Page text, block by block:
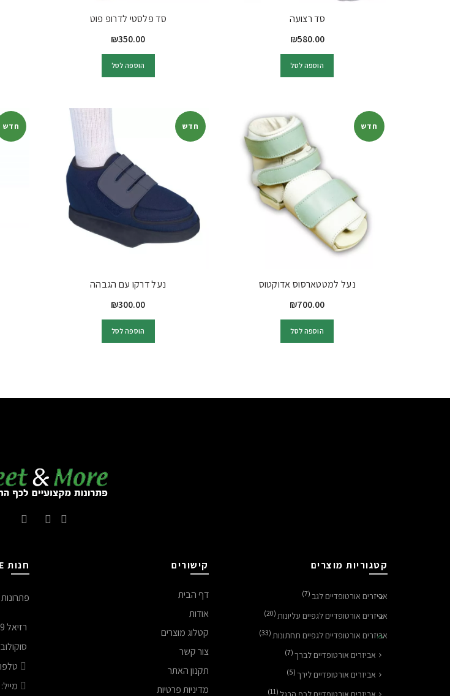
סד רצועה
₪580.00
הוספה לסל
סד פלסטי לדרופ פוט
₪350.00
הוספה לסל
חדש
נעל למטטארסוס אדוקטוס
₪700.00
הוספה לסל
חדש
נעל דרקו עם הגבהה
₪300.00
הוספה לסל
חדש
קטגוריות מוצרים
אביזרים אורטופדיים לגב (7)
אביזרים אורטופדיים לגפיים עליונות (20)
אביזרים אורטופדיים לגפיים תחתונות (33)
אביזרים אורטופדיים לברך (7)
אביזרים אורטופדיים לירך (5)
(11)
קישורים
דף הבית
אודות
קטלוג מוצרים
צור קשר
תקנון האתר
מדיניות פרטיות
חנות FEET & MORE
רזיאל 9, נתניה
סוקולוב 50, הרצליה
טלפון: 09-
מייל: ‫support@feetandmore.life‬